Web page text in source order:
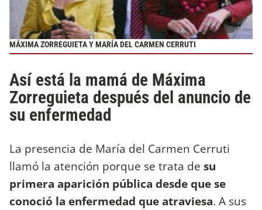
MÁXIMA ZORREGUIETA Y MARÍA DEL CARMEN CERRUTI
Así está la mamá de Máxima
Zorreguieta después del anuncio de
su enfermedad
La presencia de María del Carmen Cerruti
llamó la atención porque se trata de su
primera aparición pública desde que se
conoció la enfermedad que atraviesa. A sus